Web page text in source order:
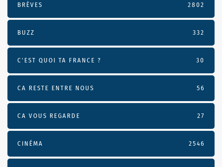
BRÈVES 2802
BUZZ 332
C'EST QUOI TA FRANCE ? 30
CA RESTE ENTRE NOUS 56
CA VOUS REGARDE 27
CINÉMA 2546